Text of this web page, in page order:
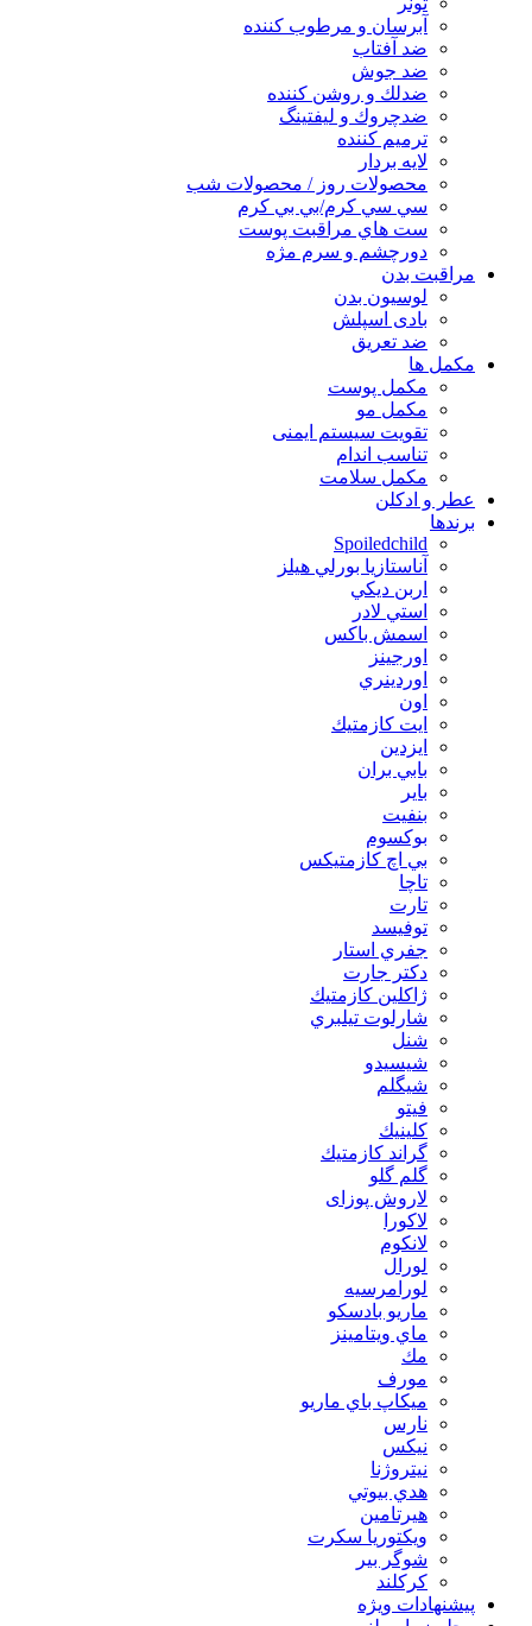
آبرسان و مرطوب كننده
ضد آفتاب
ضد جوش
ضدلك و روشن كننده
ضدچروك و ليفتينگ
ترميم كننده
لايه بردار
محصولات روز / محصولات شب
سي سي كرم/بي بي كرم
ست هاي مراقبت پوست
دورچشم و سرم مژه
مراقبت بدن
لوسیون بدن
بادی اسپلش
ضد تعریق
مكمل ها
مکمل پوست
مکمل مو
تقویت سیستم ایمنی
تناسب اندام
مکمل سلامت
عطر و ادکلن
برندها
Spoiledchild
آناستازيا بورلي هيلز
اربن ديكي
استي لادر
اسمش باكس
اورجينز
اوردينري
اون
ايت كازمتيك
ايزدين
بابي بران
بایر
بنفيت
بوكسوم
بي اچ كازمتيكس
تاچا
تارت
توفيسد
جفري استار
دكتر جارت
ژاكلين كازمتيك
شارلوت تيلبري
شنل
شيسيدو
شیگلم
فيتو
كلينيك
گراند كازمتيك
گلم گلو
لاروش پوزای
لاكورا
لانكوم
لورال
لورامرسيه
ماريو بادسكو
ماي ويتامينز
مك
مورف
ميكاپ باي ماريو
نارس
نيكس
نیتروژنا
هدي بيوتي
هیرتامین
ویکتوریا سکرت
شوگر بير
کرکلند
پیشنهادات ویژه